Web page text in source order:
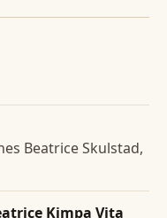
Beatrice Skulstad,
Kimpa Vita